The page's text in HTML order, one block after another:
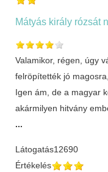
Mátyás király rózsát
Valamikor, régen, úgy
felröpítették jó
Igen ám, de a magyar
akármilyen hitvány
...
Látogatás12690
Értékelés